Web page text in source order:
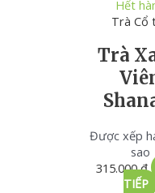
Hết
Trà Cổ
Trà
Được xếp
sao
315.000₫
TIẾP